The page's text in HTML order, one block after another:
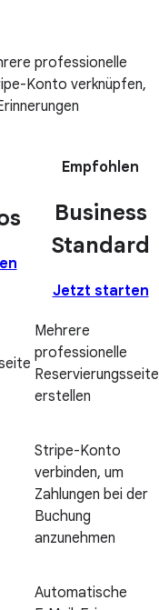
professionelle
Konto verknüpfen,
Empfohlen
Business
Standard
Jetzt starten
Mehrere
professionelle
erstellen
Stripe-Konto
verbinden, um
Zahlungen bei der
Buchung
anzunehmen
Automatische